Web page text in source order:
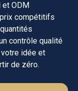
ODM
compétitifs
contrôle qualité
idée et
de zéro.